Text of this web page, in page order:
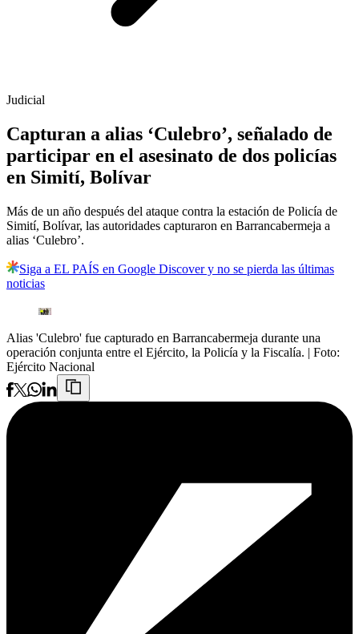
Judicial
Capturan a alias ‘Culebro’, señalado de
participar en el asesinato de dos policías
en Simití, Bolívar
Más de un año después del ataque contra la estación de Policía de
Simití, Bolívar, las autoridades capturaron en Barrancabermeja a
alias ‘Culebro’.
Siga a EL PAÍS en Google Discover y no se pierda las últimas
noticias
Alias 'Culebro' fue capturado en Barrancabermeja durante una
operación conjunta entre el Ejército, la Policía y la Fiscalía. | Foto:
Ejército Nacional